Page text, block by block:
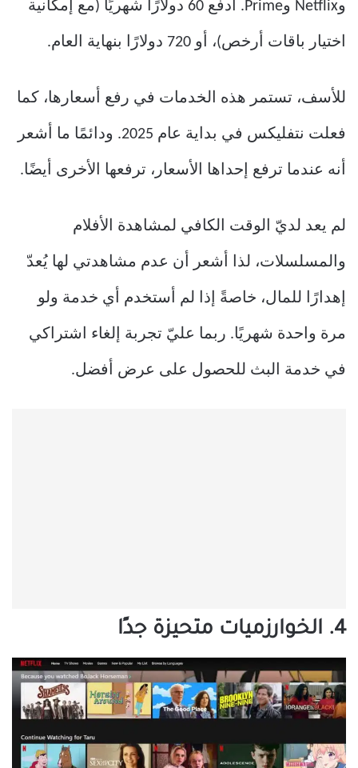
وNetflix وPrime. أدفع 60 دولارًا شهريًا (مع إمكانية
اختيار باقات أرخص)، أو 720 دولارًا بنهاية العام.
للأسف، تستمر هذه الخدمات في رفع أسعارها، كما
فعلت نتفليكس في بداية عام 2025. ودائمًا ما أشعر
أنه عندما ترفع إحداها الأسعار، ترفعها الأخرى أيضًا.
لم يعد لديّ الوقت الكافي لمشاهدة الأفلام
والمسلسلات، لذا أشعر أن عدم مشاهدتي لها يُعدّ
إهدارًا للمال، خاصةً إذا لم أستخدم أي خدمة ولو
مرة واحدة شهريًا. ربما عليّ تجربة إلغاء اشتراكي
في خدمة البث للحصول على عرض أفضل.
4. الخوارزميات متحيزة جدًا